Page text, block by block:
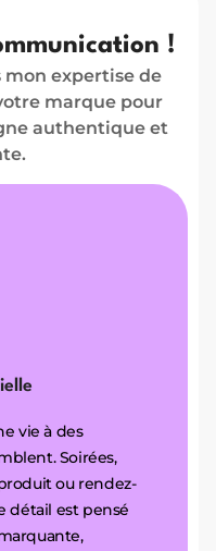
!
mon expertise de
marque pour
authentique et
vie à des
Soirées,
ou rendez-
détail est pensé